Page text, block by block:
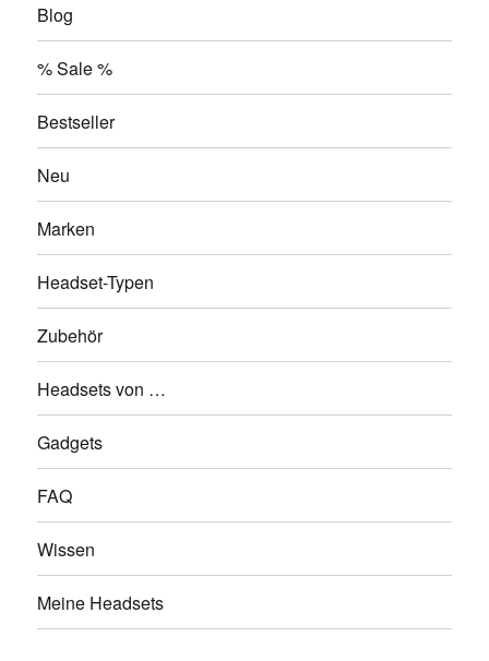
Blog
% Sale %
Bestseller
Neu
Marken
Headset-Typen
Zubehör
Headsets von …
Gadgets
FAQ
Wissen
Meine Headsets